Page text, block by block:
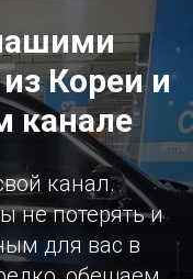
Кореи и
канале
канал.
не потерять и
для вас в